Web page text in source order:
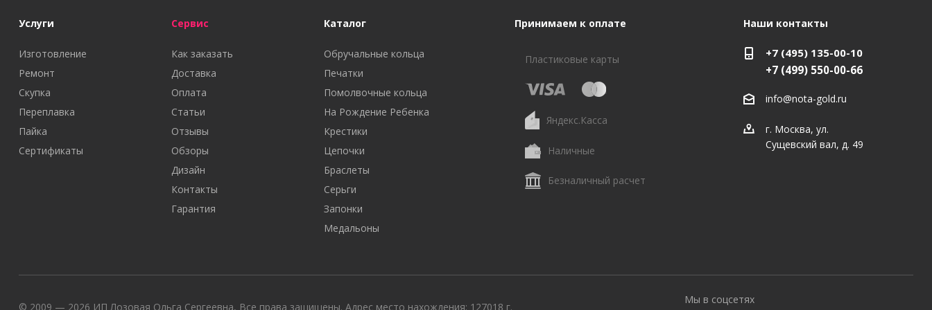
Услуги
Изготовление
Ремонт
Скупка
Переплавка
Пайка
Сертификаты
Сервис
Как заказать
Доставка
Оплата
Статьи
Отзывы
Обзоры
Дизайн
Контакты
Гарантия
Каталог
Обручальные кольца
Печатки
Помолвочные кольца
На Рождение Ребенка
Крестики
Цепочки
Браслеты
Серьги
Запонки
Медальоны
Принимаем к оплате
Пластиковые карты
Яндекс.Касса
Наличные
Безналичный расчет
Наши контакты
+7 (495) 135-00-10
+7 (499) 550-00-66
info@nota-gold.ru
г. Москва, ул.
Сущевский вал, д. 49
© 2009 — 2026 ИП Лозовая Ольга Сергеевна, Все права защищены. Адрес место нахождения: 127018 г.
Мы в соцсетях